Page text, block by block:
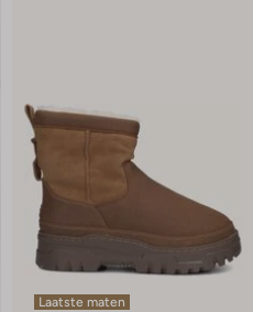
Laatste maten